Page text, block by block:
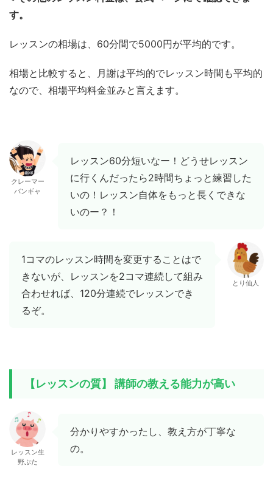
す。
レッスンの相場は、60分間で5000円が平均的です。
相場と比較すると、月謝は平均的でレッスン時間も平均的
なので、相場平均料金並みと言えます。
クレーマー
バンギャ
レッスン60分短いなー！どうせレッスン
に行くんだったら2時間ちょっと練習した
いの！レッスン自体をもっと長くできな
いのー？！
1コマのレッスン時間を変更することはで
きないが、レッスンを2コマ連続して組み
合わせれば、120分連続でレッスンでき
るぞ。
とり仙人
【レッスンの質】 講師の教える能力が高い
レッスン生
野ぶた
分かりやすかったし、教え方が丁寧な
の。